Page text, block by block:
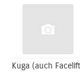
Kuga (auch